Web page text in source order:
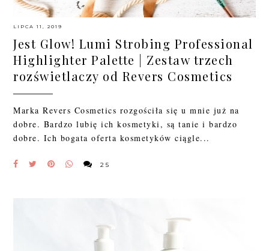
LIPCA 11, 2019
Jest Glow! Lumi Strobing Professional
Highlighter Palette | Zestaw trzech
rozświetlaczy od Revers Cosmetics
Marka Revers Cosmetics rozgościła się u mnie już na
dobre. Bardzo lubię ich kosmetyki, są tanie i bardzo
dobre. Ich bogata oferta kosmetyków ciągle...
25